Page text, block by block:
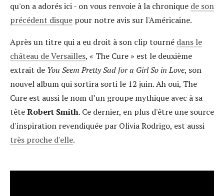
qu'on a adorés ici - on vous renvoie à la chronique de son
précédent disque pour notre avis sur l'Américaine.
Après un titre qui a eu droit à son clip tourné dans le
château de Versailles, « The Cure » est le deuxième
extrait de You Seem Pretty Sad for a Girl So in Love, son
nouvel album qui sortira sorti le 12 juin. Ah oui, The
Cure est aussi le nom d’un groupe mythique avec à sa
têteRobert Smith. Ce dernier, en plus d'être une source
d'inspiration revendiquée par Olivia Rodrigo, est aussi
très proche d'elle.